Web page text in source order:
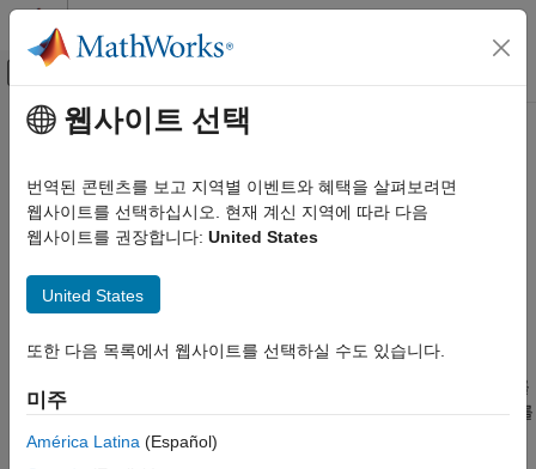
콘텐츠로 바로 가기
오프캔버스 탐색 메뉴 토글
문서 홈
Simulink 환경 기본 사항
블록 라이브러리
Continuous
사용자 지정 가능한 블록
Discrete
Logic and Bit Operations
주요 콘텐츠
Lookup Tables
Lookup Table 블록(예: Cosine 및 Sine)
Lookup Tables 라이브러리의 블록을 사용하여 비선형성을
입력값을 출력값에 매핑하여 수학 함수를 근사합니다.
변수에서 함수를 근사하려면
사용자 환경에서 룩업 테이블을 관리하려면 룩업 테이블 편집기를
사용해 보십시오.How to Use the Lookup Table Editor(5분 9초)
를
참조하십시오.
웹사이트 선택
번역된 콘텐츠를 보고 지역별 이벤트와 혜택을 살펴보려면
웹사이트를 선택하십시오. 현재 계신 지역에 따라 다음
웹사이트를 권장합니다: United States
United States
또한 다음 목록에서 웹사이트를 선택하실 수도 있습니다.
미주
América Latina (Español)